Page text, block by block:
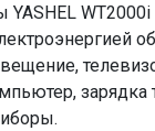
YASHEL
зарядка